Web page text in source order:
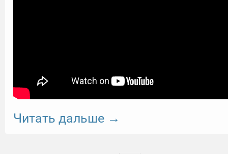
Читать дальше →